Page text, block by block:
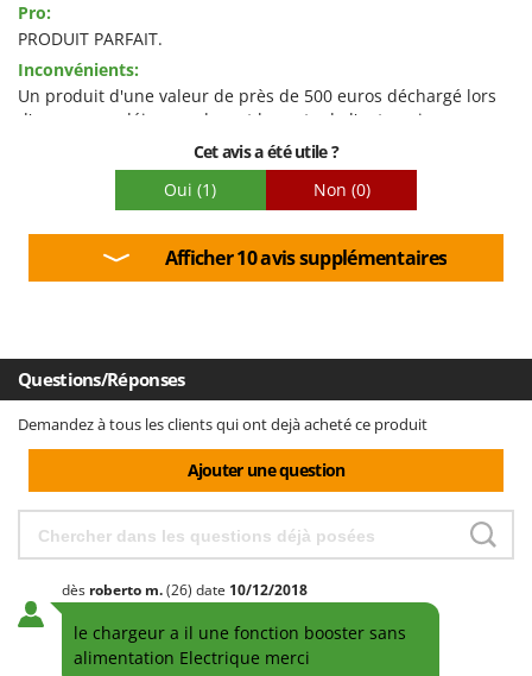
Zomax
Qualité / Prix
Facilité de montage
Emballage
Pro:
PRODUIT PARFAIT.
Inconvénients:
Un produit d'une valeur de près de 500 euros déchargé lors
d'une pause déjeuner devant la porte de l'entreprise sur une
route provinciale ! Sans aucun appel téléphonique ni
avertissement du chauffeur.
Cet avis a été utile ?
Oui (1) Non (0)
Afficher 10 avis supplémentaires
Questions/Réponses
Demandez à tous les clients qui ont dejà acheté ce produit
Ajouter une question
dès roberto m.(26) date 10/12/2018
le chargeur a il une fonction booster sans
alimentation Electrique merci